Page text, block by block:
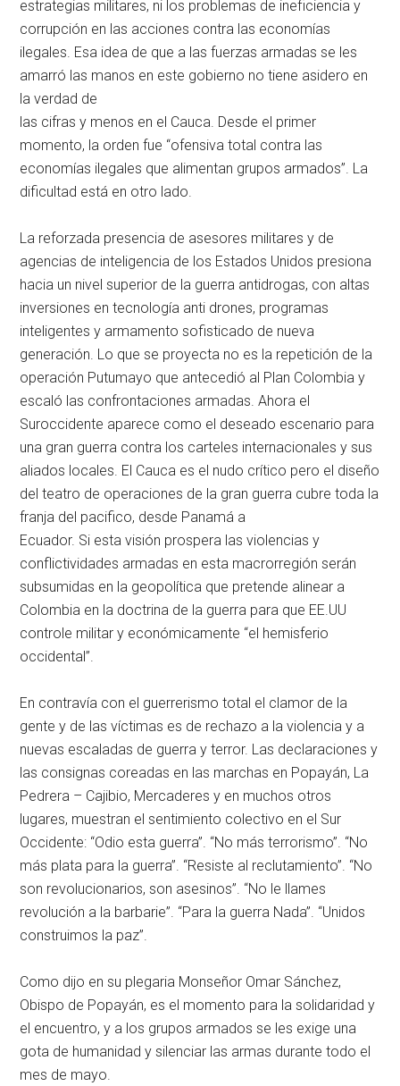
estrategias militares, ni los problemas de ineficiencia y
corrupción en las acciones contra las economías
ilegales. Esa idea de que a las fuerzas armadas se les
amarró las manos en este gobierno no tiene asidero en
la verdad de
las cifras y menos en el Cauca. Desde el primer
momento, la orden fue “ofensiva total contra las
economías ilegales que alimentan grupos armados”. La
dificultad está en otro lado.
La reforzada presencia de asesores militares y de
agencias de inteligencia de los Estados Unidos presiona
hacia un nivel superior de la guerra antidrogas, con altas
inversiones en tecnología anti drones, programas
inteligentes y armamento sofisticado de nueva
generación. Lo que se proyecta no es la repetición de la
operación Putumayo que antecedió al Plan Colombia y
escaló las confrontaciones armadas. Ahora el
Suroccidente aparece como el deseado escenario para
una gran guerra contra los carteles internacionales y sus
aliados locales. El Cauca es el nudo crítico pero el diseño
del teatro de operaciones de la gran guerra cubre toda la
franja del pacifico, desde Panamá a
Ecuador. Si esta visión prospera las violencias y
conflictividades armadas en esta macrorregión serán
subsumidas en la geopolítica que pretende alinear a
Colombia en la doctrina de la guerra para que EE.UU
controle militar y económicamente “el hemisferio
occidental”.
En contravía con el guerrerismo total el clamor de la
gente y de las víctimas es de rechazo a la violencia y a
nuevas escaladas de guerra y terror. Las declaraciones y
las consignas coreadas en las marchas en Popayán, La
Pedrera – Cajibio, Mercaderes y en muchos otros
lugares, muestran el sentimiento colectivo en el Sur
Occidente: “Odio esta guerra”. “No más terrorismo”. “No
más plata para la guerra”. “Resiste al reclutamiento”. “No
son revolucionarios, son asesinos”. “No le llames
revolución a la barbarie”. “Para la guerra Nada”. “Unidos
construimos la paz”.
Como dijo en su plegaria Monseñor Omar Sánchez,
Obispo de Popayán, es el momento para la solidaridad y
el encuentro, y a los grupos armados se les exige una
gota de humanidad y silenciar las armas durante todo el
mes de mayo.